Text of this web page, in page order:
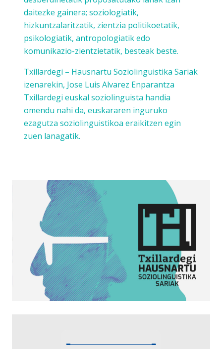
daitezke gainera; soziologiatik,
hizkuntzalaritzatik, zientzia politikoetatik,
psikologiatik, antropologiatik edo
komunikazio-zientzietatik, besteak beste.
Txillardegi – Hausnartu Soziolinguistika Sariak
izenarekin, Jose Luis Alvarez Enparantza
Txillardegi euskal soziolinguista handia
omendu nahi da, euskararen inguruko
ezagutza soziolinguistikoa eraikitzen egin
zuen lanagatik.